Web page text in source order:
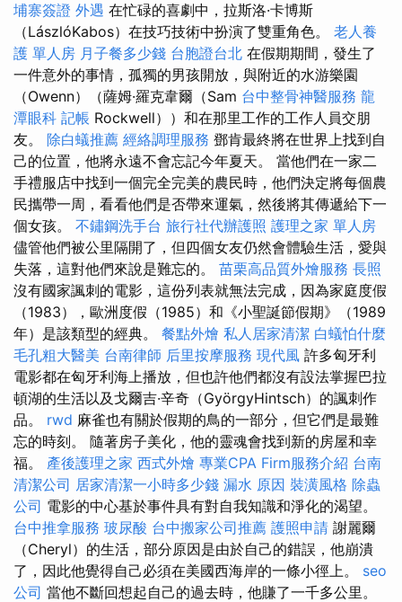
埔寨簽證 外遇 在忙碌的喜劇中，拉斯洛·卡博斯
（LászlóKabos）在技巧技術中扮演了雙重角色。 老人養
護 單人房 月子餐多少錢 台胞證台北 在假期期間，發生了
一件意外的事情，孤獨的男孩開放，與附近的水游樂園
（Owenn）（薩姆·羅克韋爾（Sam 台中整骨神醫服務 龍
潭眼科 記帳 Rockwell））和在那里工作的工作人員交朋
友。 除白蟻推薦 經絡調理服務 鄧肯最終將在世界上找到自
己的位置，他將永遠不會忘記今年夏天。 當他們在一家二
手禮服店中找到一個完全完美的農民時，他們決定將每個農
民攜帶一周，看看他們是否帶來運氣，然後將其傳遞給下一
個女孩。 不鏽鋼洗手台 旅行社代辦護照 護理之家 單人房
儘管他們被公里隔開了，但四個女友仍然會體驗生活，愛與
失落，這對他們來說是難忘的。 苗栗高品質外燴服務 長照
沒有國家諷刺的電影，這份列表就無法完成，因為家庭度假
（1983），歐洲度假（1985）和《小聖誕節假期》（1989
年）是該類型的經典。 餐點外燴 私人居家清潔 白蟻怕什麼
毛孔粗大醫美 台南律師 后里按摩服務 現代風 許多匈牙利
電影都在匈牙利海上播放，但也許他們都沒有設法掌握巴拉
頓湖的生活以及戈爾吉·辛奇（GyörgyHintsch）的諷刺作
品。 rwd 麻雀也有關於假期的鳥的一部分，但它們是最難
忘的時刻。 隨著房子美化，他的靈魂會找到新的房屋和幸
福。 產後護理之家 西式外燴 專業CPA Firm服務介紹 台南
清潔公司 居家清潔一小時多少錢 漏水 原因 裝潢風格 除蟲
公司 電影的中心基於事件具有對自我知識和淨化的渴望。
台中推拿服務 玻尿酸 台中搬家公司推薦 護照申請 謝麗爾
（Cheryl）的生活，部分原因是由於自己的錯誤，他崩潰
了，因此他覺得自己必須在美國西海岸的一條小徑上。 seo
公司 當他不斷回想起自己的過去時，他賺了一千多公里。